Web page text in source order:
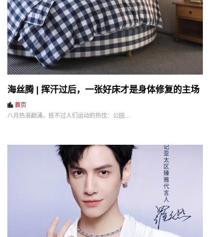
海丝腾 | 挥汗过后，一张好床才是身体修复的主场
首页
八月热浪翻涌，抵不过人们运动的热忱：公园…